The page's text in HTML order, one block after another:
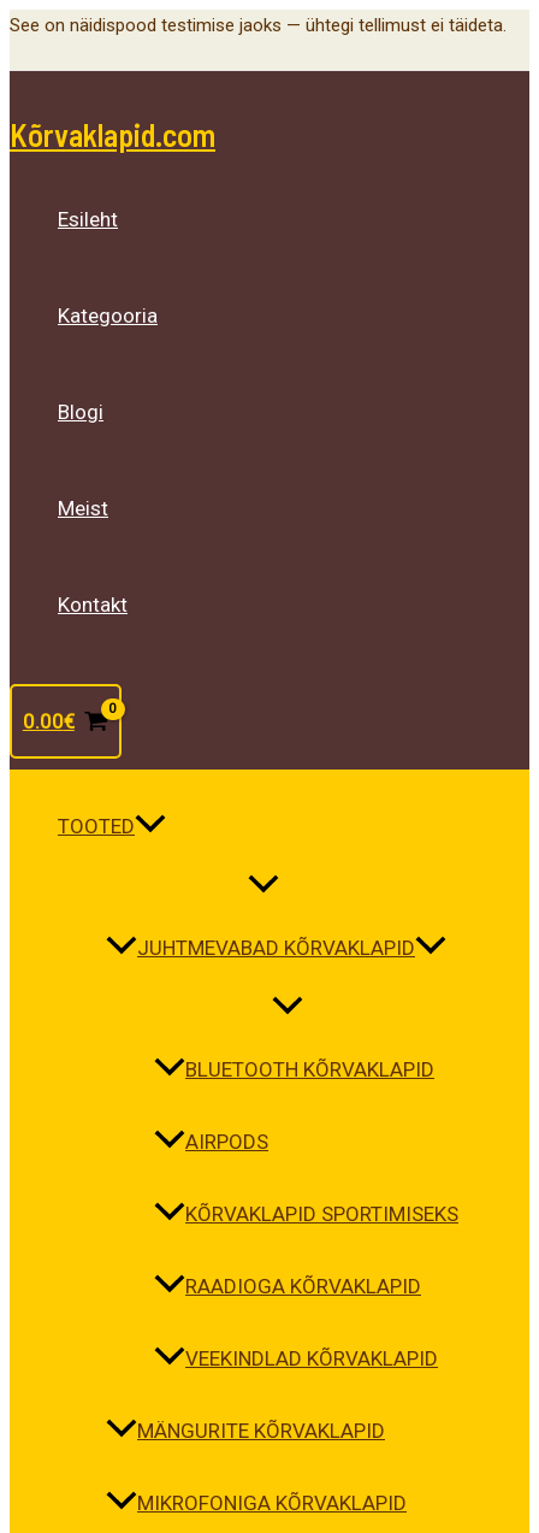
Skip
See on näidispood testimise jaoks — ühtegi tellimust ei täideta.
Kõrvaklapid.com
Esileht
Kategooria
Blogi
Meist
Kontakt
0.00€
TOOTED
Menu
Toggle
JUHTMEVABAD KÕRVAKLAPID
Menu
Toggle
BLUETOOTH KÕRVAKLAPID
AIRPODS
KÕRVAKLAPID SPORTIMISEKS
RAADIOGA KÕRVAKLAPID
VEEKINDLAD KÕRVAKLAPID
MÄNGURITE KÕRVAKLAPID
MIKROFONIGA KÕRVAKLAPID
Menu
Toggle
Main
Menu